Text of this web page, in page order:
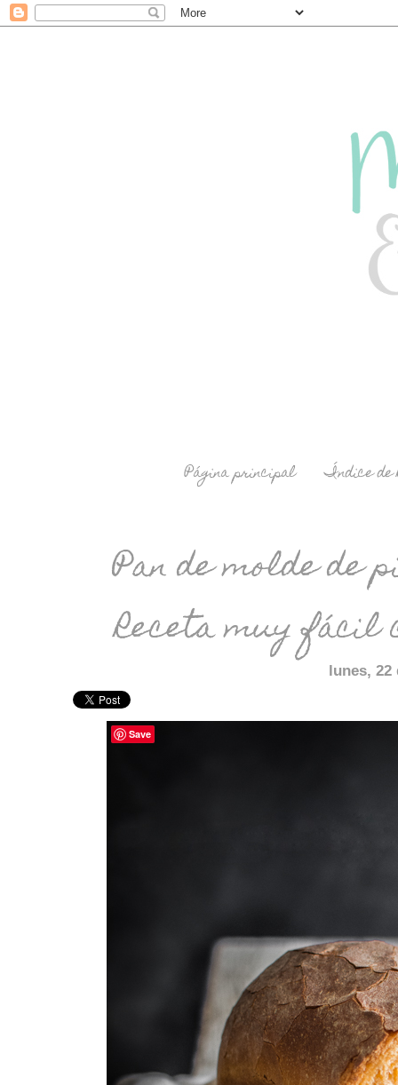
Página principal Índice de
Pan de molde de
Receta muy fácil
lunes, 22
Save